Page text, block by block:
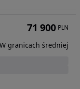
71 900 PLN
W granicach średniej